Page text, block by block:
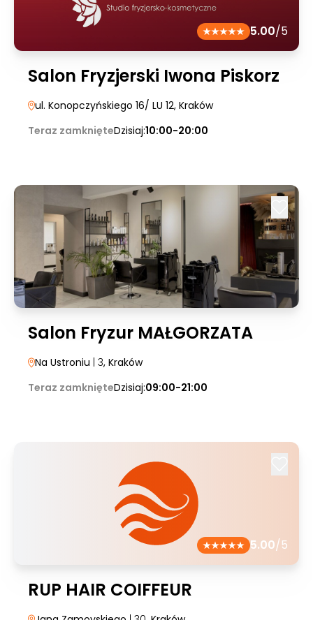
5.00/5
Salon Fryzjerski Iwona Piskorz
ul. Konopczyńskiego 16/ LU 12, Kraków
Teraz zamknięteDzisiaj:10:00-20:00
Salon Fryzur MAŁGORZATA
Na Ustroniu | 3, Kraków
Teraz zamknięteDzisiaj:09:00-21:00
5.00/5
RUP HAIR COIFFEUR